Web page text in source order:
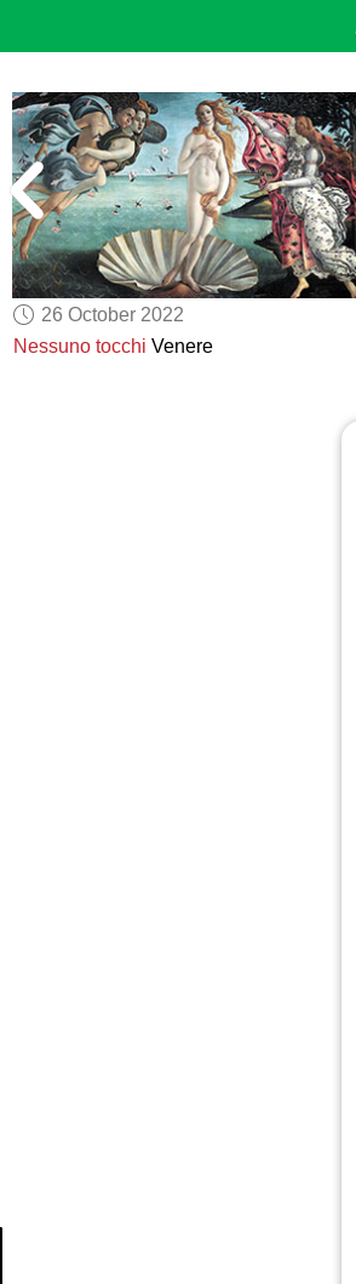
26 October 2022
Nessuno tocchi Venere